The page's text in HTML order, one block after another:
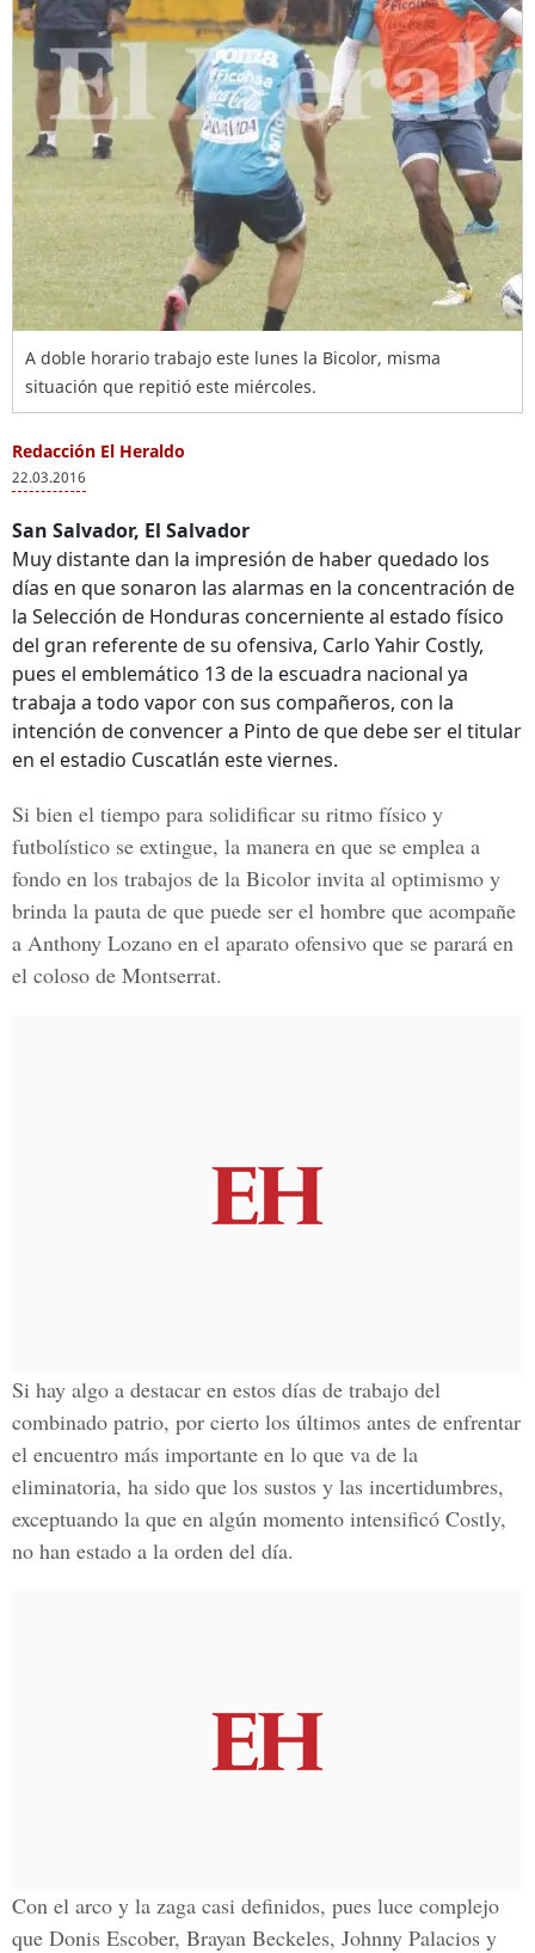
A doble horario trabajo este lunes la Bicolor, misma
situación que repitió este miércoles.
Redacción El Heraldo
22.03.2016
San Salvador, El Salvador
Muy distante dan la impresión de haber quedado los
días en que sonaron las alarmas en la concentración de
la Selección de Honduras concerniente al estado físico
del gran referente de su ofensiva, Carlo Yahir Costly,
pues el emblemático 13 de la escuadra nacional ya
trabaja a todo vapor con sus compañeros, con la
intención de convencer a Pinto de que debe ser el titular
en el estadio Cuscatlán este viernes.
Si bien el tiempo para solidificar su ritmo físico y
futbolístico se extingue, la manera en que se emplea a
fondo en los trabajos de la Bicolor invita al optimismo y
brinda la pauta de que puede ser el hombre que acompañe
a Anthony Lozano en el aparato ofensivo que se parará en
el coloso de Montserrat.
Si hay algo a destacar en estos días de trabajo del
combinado patrio, por cierto los últimos antes de enfrentar
el encuentro más importante en lo que va de la
eliminatoria, ha sido que los sustos y las incertidumbres,
exceptuando la que en algún momento intensificó Costly,
no han estado a la orden del día.
Con el arco y la zaga casi definidos, pues luce complejo
que Donis Escober, Brayan Beckeles, Johnny Palacios y